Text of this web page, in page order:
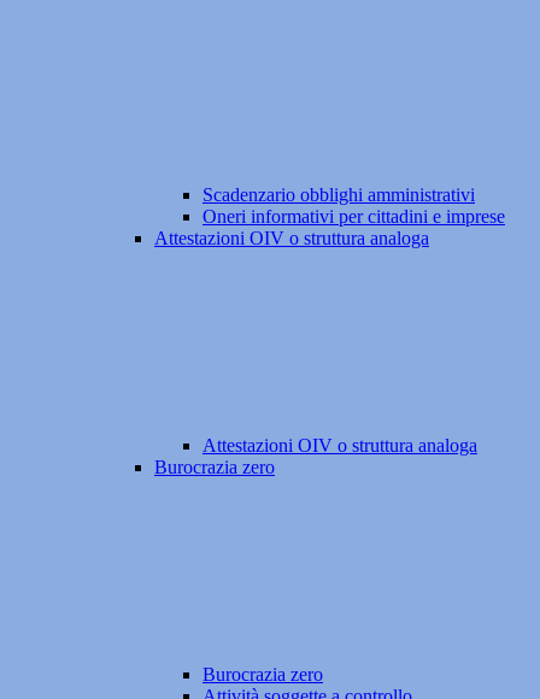
Scadenzario obblighi amministrativi
Oneri informativi per cittadini e imprese
Attestazioni OIV o struttura analoga
Attestazioni OIV o struttura analoga
Burocrazia zero
Burocrazia zero